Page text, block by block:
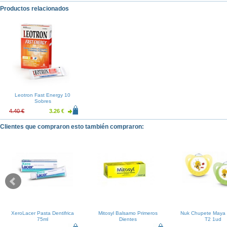
Productos relacionados
Leotron Fast Energy 10
Sobres
4.40 € 3.26 €
Clientes que compraron esto también compraron:
XeroLacer Pasta Dentifrica
75ml
Mitosyl Balsamo Primeros
Dientes
Nuk Chupete Maya
T2 1ud